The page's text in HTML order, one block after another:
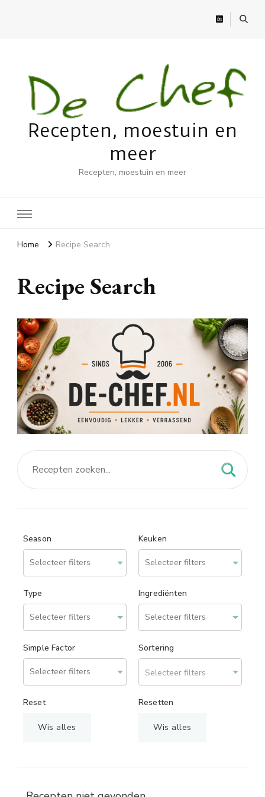
Recepten, moestuin en
meer
Recepten, moestuin en meer
Home Recipe Search
Recipe Search
Season Keuken
Type Ingrediënten
Simple Factor Sortering
Selecteer filters
Reset
Wis alles
Resetten
Wis alles